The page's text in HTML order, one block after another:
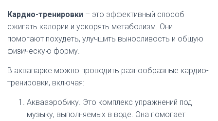
Кардио-тренировки – это эффективный способ
сжигать калории и ускорять метаболизм. Они
помогают похудеть, улучшить выносливость и общую
физическую форму.
В аквапарке можно проводить разнообразные кардио-
тренировки, включая:
Аквааэробику. Это комплекс упражнений под
музыку, выполняемых в воде. Она помогает